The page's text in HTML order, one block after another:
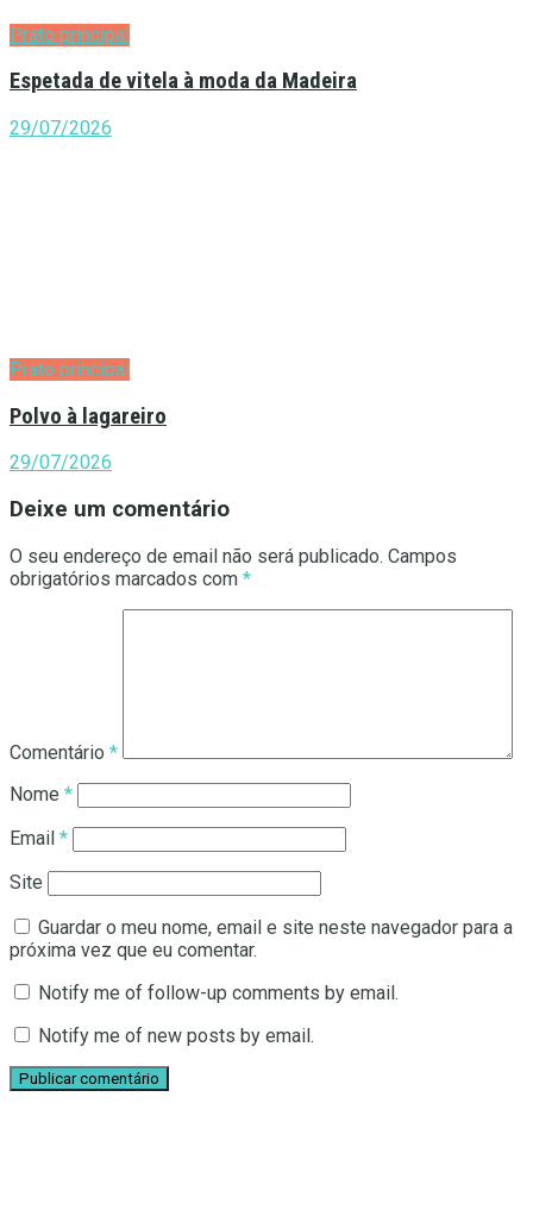
Prato principal
Espetada de vitela à moda da Madeira
29/07/2026
Prato principal
Polvo à lagareiro
29/07/2026
Deixe um comentário
O seu endereço de email não será publicado. Campos
obrigatórios marcados com *
Comentário *
Nome *
Email *
Site
Guardar o meu nome, email e site neste navegador para a
próxima vez que eu comentar.
Notify me of follow-up comments by email.
Notify me of new posts by email.